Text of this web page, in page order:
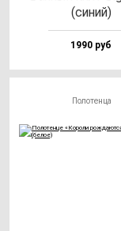
(си­ний)
1990 руб
Полотенца